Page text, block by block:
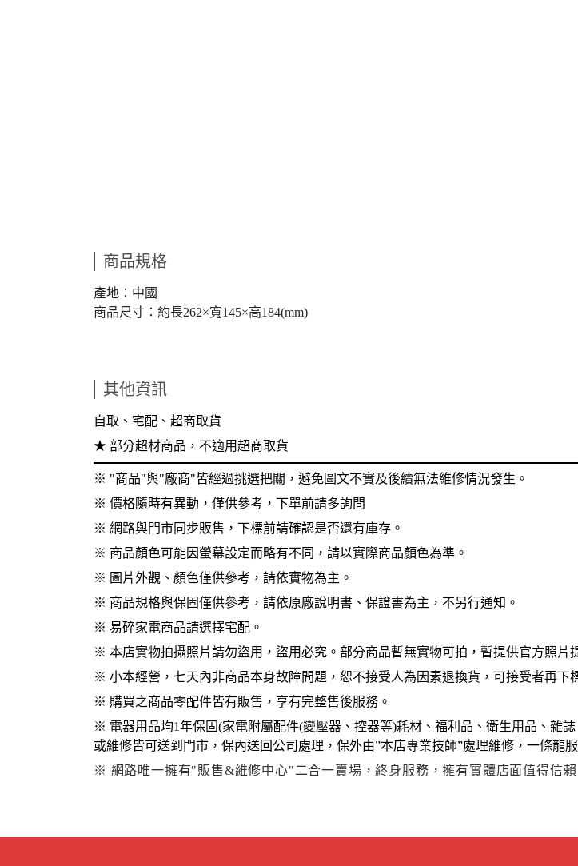
商品規格
產地：中國
商品尺寸：約長262×寬145×高184(mm)
其他資訊
自取、宅配、超商取貨
★ 部分超材商品，不適用超商取貨
※ "商品"與"廠商"皆經過挑選把關，避免圖文不實及後續無法維修情況發生。
※ 價格隨時有異動，僅供參考，下單前請多詢問
※ 網路與門市同步販售，下標前請確認是否還有庫存。
※ 商品顏色可能因螢幕設定而略有不同，請以實際商品顏色為準。
※ 圖片外觀、顏色僅供參考，請依實物為主。
※ 商品規格與保固僅供參考，請依原廠說明書、保證書為主，不另行通知。
※ 易碎家電商品請選擇宅配。
※ 本店實物拍攝照片請勿盜用，盜用必究。部分商品暫無實物可拍，暫提供官方照片
※ 小本經營，七天內非商品本身故障問題，恕不接受人為因素退換貨，可接受者再下
※ 購買之商品零配件皆有販售，享有完整售後服務。
※ 電器用品均1年保固(家電附屬配件(變壓器、控器等)耗材、福利品、衛生用品、雜
或維修皆可送到門市，保內送回公司處理，保外由”本店專業技師”處理維修，一條龍
※ 網路唯一擁有"販售&維修中心"二合一賣場，終身服務，擁有實體店面值得信賴